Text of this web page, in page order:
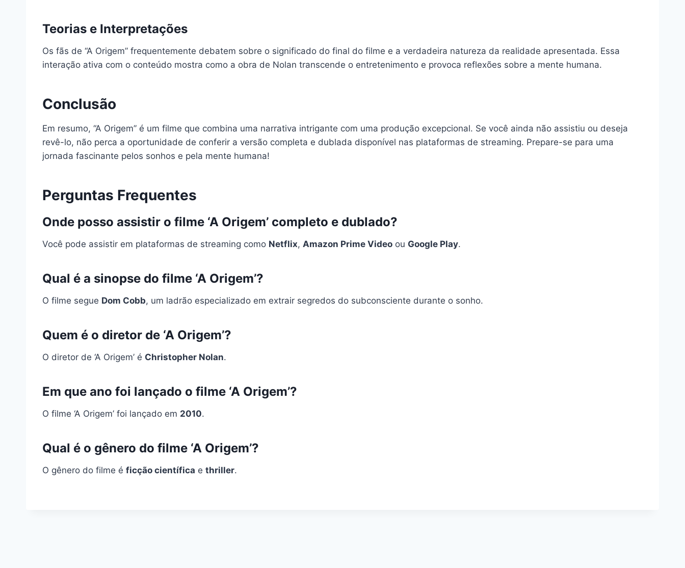
Teorias e Interpretações
Os fãs de “A Origem” frequentemente debatem sobre o significado do final do filme e a verdadeira natureza da realidade apresentada. Essa
interação ativa com o conteúdo mostra como a obra de Nolan transcende o entretenimento e provoca reflexões sobre a mente humana.
Conclusão
Em resumo, “A Origem” é um filme que combina uma narrativa intrigante com uma produção excepcional. Se você ainda não assistiu ou deseja
revê-lo, não perca a oportunidade de conferir a versão completa e dublada disponível nas plataformas de streaming. Prepare-se para uma
jornada fascinante pelos sonhos e pela mente humana!
Perguntas Frequentes
Onde posso assistir o filme ‘A Origem’ completo e dublado?
Você pode assistir em plataformas de streaming como Netflix, Amazon Prime Video ou Google Play.
Qual é a sinopse do filme ‘A Origem’?
O filme segue Dom Cobb, um ladrão especializado em extrair segredos do subconsciente durante o sonho.
Quem é o diretor de ‘A Origem’?
O diretor de ‘A Origem’ é Christopher Nolan.
Em que ano foi lançado o filme ‘A Origem’?
O filme ‘A Origem’ foi lançado em 2010.
Qual é o gênero do filme ‘A Origem’?
O gênero do filme é ficção científica e thriller.